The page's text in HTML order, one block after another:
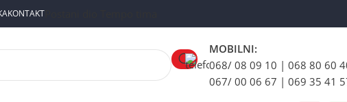
KONTAKT
MOBILNI:
068/ 08 09 10 | 068 80 60
067/ 00 06 67 | 069 35 41